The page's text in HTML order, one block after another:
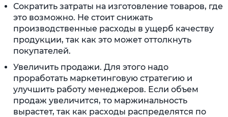
Сократить затраты на изготовление товаров, где
это возможно. Не стоит снижать
производственные расходы в ущерб качеству
продукции, так как это может оттолкнуть
покупателей.
Увеличить продажи. Для этого надо
проработать маркетинговую стратегию и
улучшить работу менеджеров. Если объем
продаж увеличится, то маржинальность
вырастет, так как расходы распределятся по